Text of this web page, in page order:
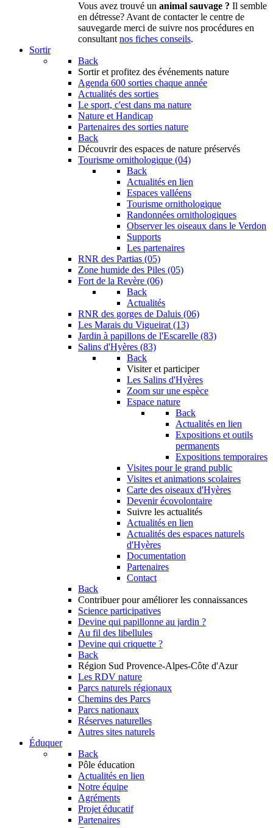
Vous avez trouvé un animal sauvage ? Il semble
en détresse? Avant de contacter le centre de
sauvegarde merci de suivre nos procédures en
consultant nos fiches conseils.
Sortir
Back
Sortir et profitez des événements nature
Agenda 600 sorties chaque année
Actualités des sorties
Le sport, c'est dans ma nature
Nature et Handicap
Partenaires des sorties nature
Back
Découvrir des espaces de nature préservés
Tourisme ornithologique (04)
Back
Actualités en lien
Espaces valléens
Tourisme ornithologique
Randonnées ornithologiques
Observer les oiseaux dans le Verdon
Supports
Les partenaires
RNR des Partias (05)
Zone humide des Piles (05)
Fort de la Revère (06)
Back
Actualités
RNR des gorges de Daluis (06)
Les Marais du Vigueirat (13)
Jardin à papillons de l'Escarelle (83)
Salins d'Hyères (83)
Back
Visiter et participer
Les Salins d'Hyères
Zoom sur une espèce
Espace nature
Back
Actualités en lien
Expositions et outils
permanents
Expositions temporaires
Visites pour le grand public
Visites et animations scolaires
Carte des oiseaux d'Hyères
Devenir écovolontaire
Suivre les actualités
Actualités en lien
Actualités des espaces naturels
d'Hyères
Documentation
Partenaires
Contact
Back
Contribuer pour améliorer les connaissances
Science participatives
Devine qui papillonne au jardin ?
Au fil des libellules
Devine qui criquette ?
Back
Région Sud Provence-Alpes-Côte d'Azur
Les RDV nature
Parcs naturels régionaux
Chemins des Parcs
Parcs nationaux
Réserves naturelles
Autres sites naturels
Éduquer
Back
Pôle éducation
Actualités en lien
Notre équipe
Agréments
Projet éducatif
Partenaires